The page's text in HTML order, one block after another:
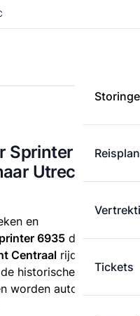
Tickets
Sprinter 6935
Utrecht
en
6935 dievan
Centraal rijdt. Deze
historische
worden automatisch